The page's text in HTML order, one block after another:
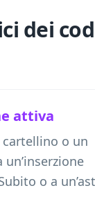
dei
attiva
cartellino o un
o a